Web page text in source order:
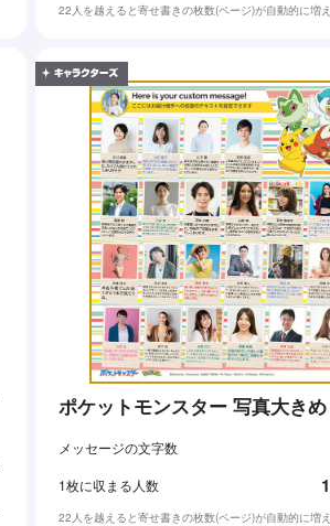
22人を越えると寄せ書きの枚数(ページ)が自動的に増
ポケットモンスター 写真大き
メッセージの文字数
1枚に収まる人数
22人を越えると寄せ書きの枚数(ページ)が自動的に増